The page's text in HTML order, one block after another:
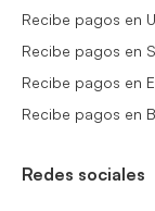
Recibe pagos en
Recibe pagos en
Recibe pagos en
Recibe pagos en
Redes sociales